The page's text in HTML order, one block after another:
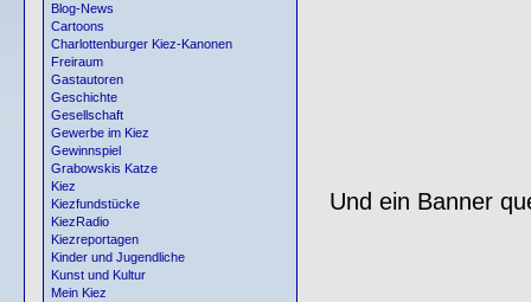
Blog-News
Cartoons
Charlottenburger Kiez-Kanonen
Freiraum
Gastautoren
Geschichte
Gesellschaft
Gewerbe im Kiez
Gewinnspiel
Grabowskis Katze
Kiez
Kiezfundstücke
KiezRadio
Kiezreportagen
Kinder und Jugendliche
Kunst und Kultur
Mein Kiez
Und ein Banner